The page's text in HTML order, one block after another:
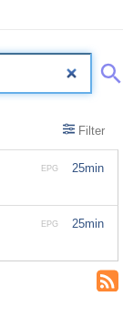
Filter
25min
EPG
25min
EPG